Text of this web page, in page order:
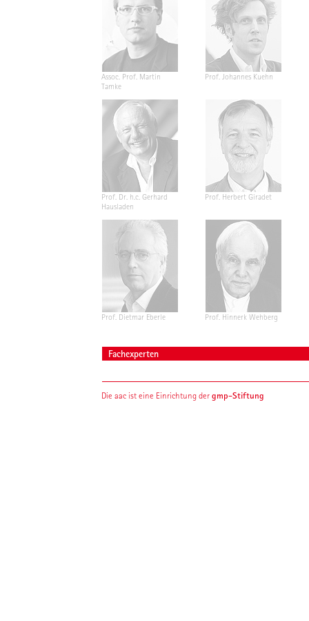
Assoc. Prof. Martin
Tamke
Prof. Johannes Kuehn
Prof. Dr. h.c. Gerhard
Hausladen
Prof. Herbert Giradet
Prof. Dietmar Eberle Prof. Hinnerk Wehberg
Fachexperten
Die aac ist eine Einrichtung dergmp-Stiftung